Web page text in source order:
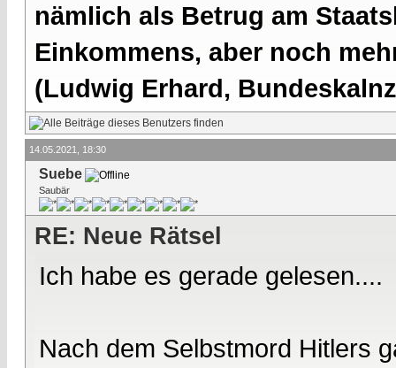
nämlich als Betrug am
Einkommens, aber noch
(Ludwig Erhard,
14.05.2021, 18:30
Suebe
Saubär
RE: Neue Rätsel
Ich habe es gerade gelesen....
Nach dem Selbstmord Hitlers